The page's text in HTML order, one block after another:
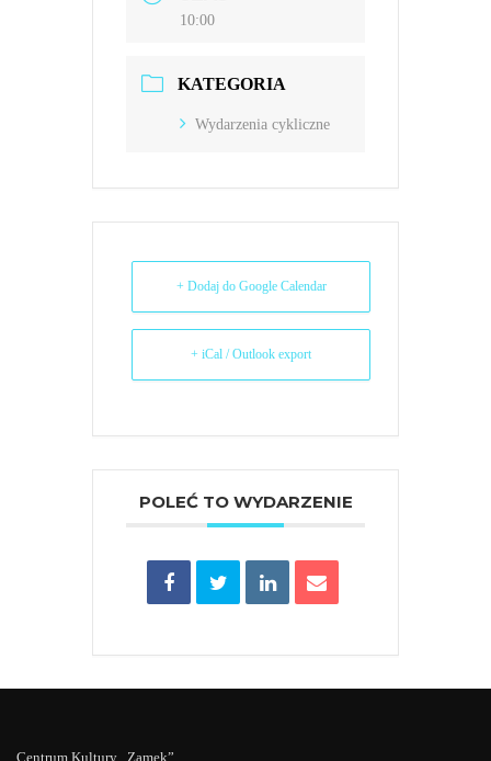
10:00
KATEGORIA
Wydarzenia cykliczne
+ Dodaj do Google Calendar
+ iCal / Outlook export
POLEĆ TO WYDARZENIE
Centrum Kultury „Zamek”